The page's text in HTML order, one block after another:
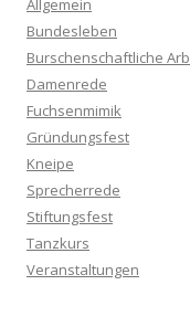
Allgemein
Bundesleben
Burschenschaftliche
Damenrede
Fuchsenmimik
Gründungsfest
Kneipe
Sprecherrede
Stiftungsfest
Tanzkurs
Veranstaltungen